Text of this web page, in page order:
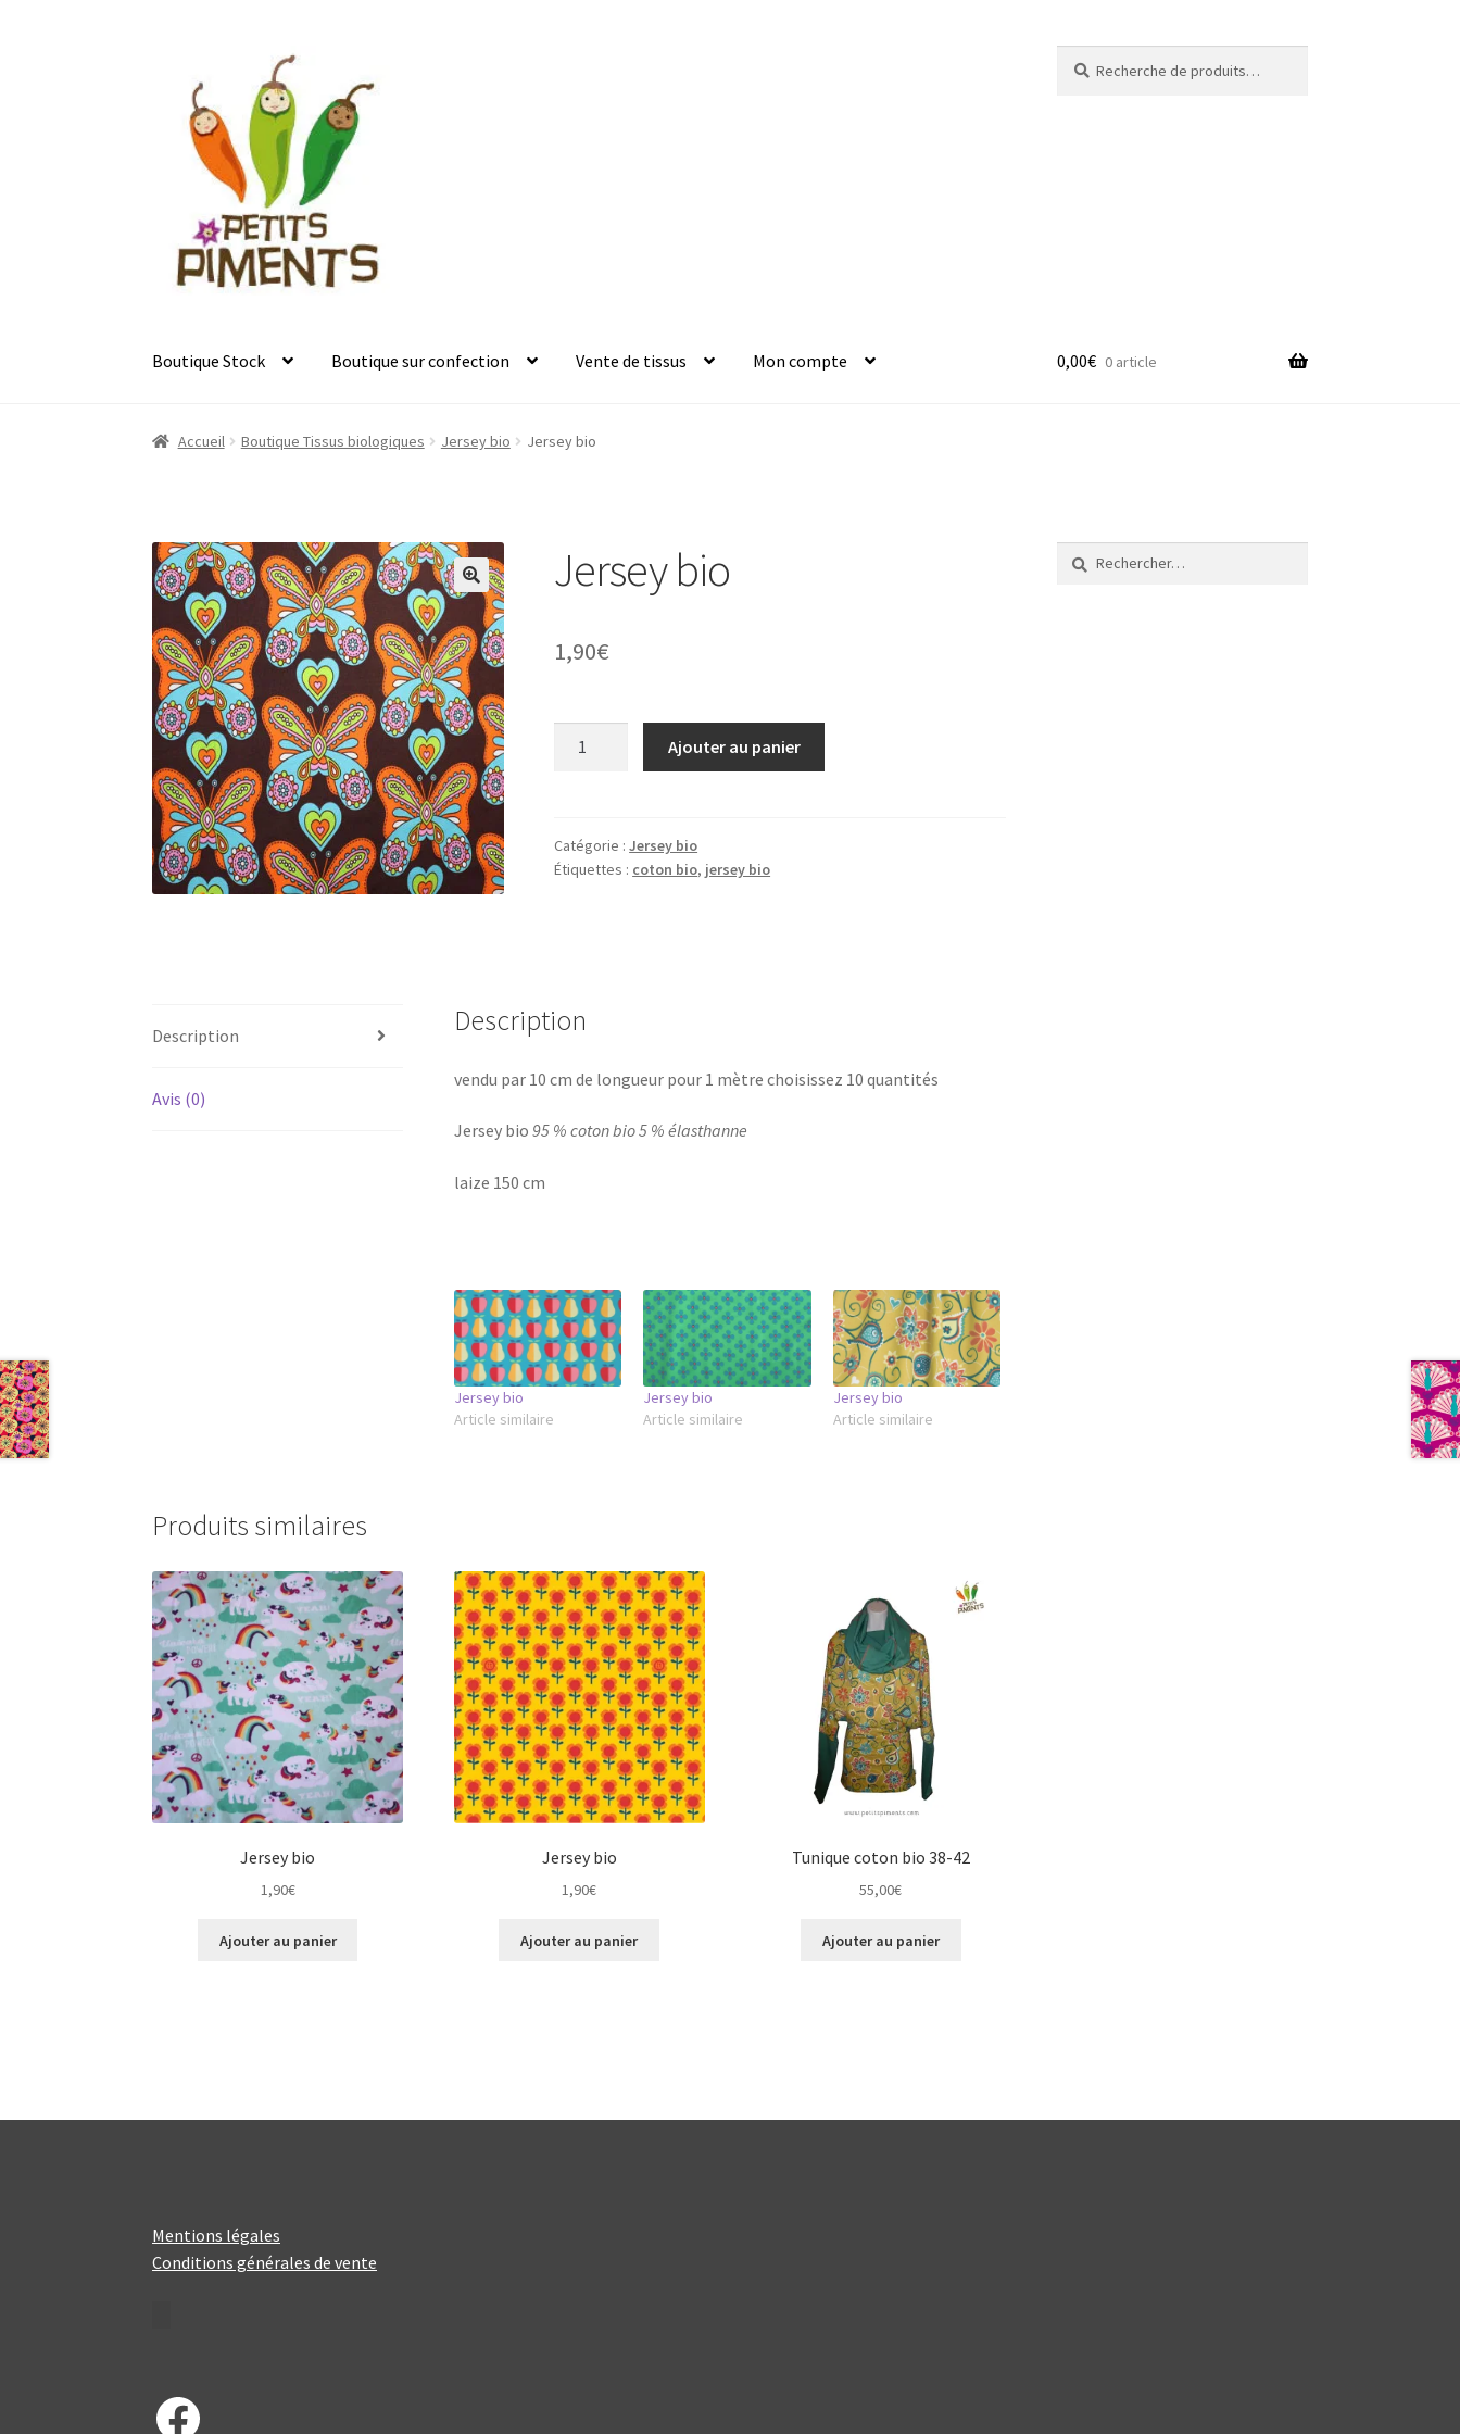
navigation
contenu
pour :
Boutique Stock Boutique sur confection Vente de tissus Mon compte 0,00€ 0 article
Accueil Boutique Tissus biologiques Jersey bio Jersey bio
Jersey bio
1,90€
Ajouter au panier
Catégorie :Jersey bio
Étiquettes : coton bio, jersey bio
Description
Avis (0)
Description
vendu par 10 cm de longueur pour 1 mètre choisissez 10 quantités
Jersey bio 95 % coton bio 5 % élasthanne
laize 150 cm
Jersey bio
Article similaire
Jersey bio
Article similaire
Jersey bio
Article similaire
Produits similaires
Jersey bio
1,90€
Ajouter au panier
Jersey bio
1,90€
Ajouter au panier
Tunique coton bio 38-42
55,00€
Ajouter au panier
Rechercher :
Mentions légales
Conditions générales de vente
Facebook